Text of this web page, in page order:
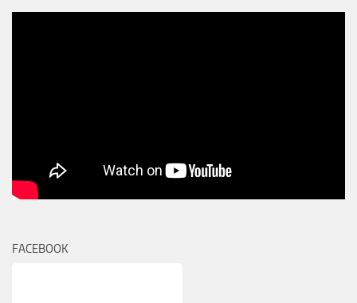
FACEBOOK